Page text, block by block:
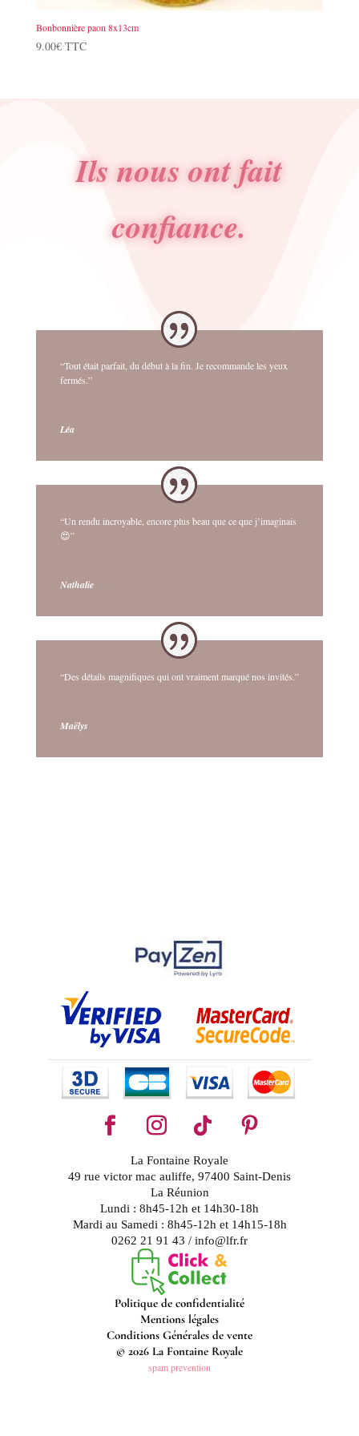
Bonbonnière paon 8x13cm
9.00€ TTC
Ils nous ont fait
confiance.
“Tout était parfait, du début à la fin. Je recommande les yeux
fermés.”
Léa
“Un rendu incroyable, encore plus beau que ce que j’imaginais
😍”
Nathalie
“Des détails magnifiques qui ont vraiment marqué nos invités.”
Maëlys
La Fontaine Royale
49 rue victor mac auliffe, 97400 Saint-Denis
La Réunion
Lundi : 8h45-12h et 14h30-18h
Mardi au Samedi : 8h45-12h et 14h15-18h
0262 21 91 43 / info@lfr.fr
Politique de confidentialité
Mentions légales
Conditions Générales de vente
© 2026 La Fontaine Royale
spam prevention